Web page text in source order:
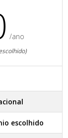
/ano
escolhido